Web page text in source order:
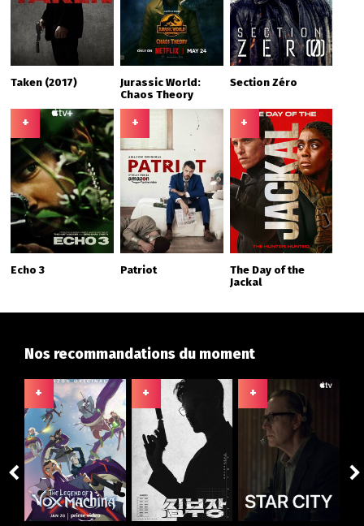
Taken (2017)
Jurassic World:
Chaos Theory
Section Zéro
+
Echo 3
+
Patriot
+
The Day of the
Jackal
Nos recommandations du moment
+ + +